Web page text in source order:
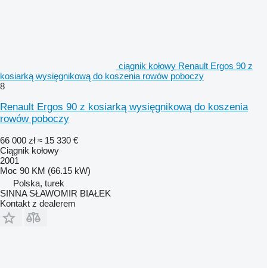
ciągnik kołowy Renault Ergos 90 z
kosiarką wysięgnikową do koszenia rowów poboczy
8
Renault Ergos 90 z kosiarką wysięgnikową do koszenia
rowów poboczy
66 000 zł ≈ 15 330 €
Ciągnik kołowy
2001
Moc 90 KM (66.15 kW)
Polska, turek
SINNA SŁAWOMIR BIAŁEK
Kontakt z dealerem